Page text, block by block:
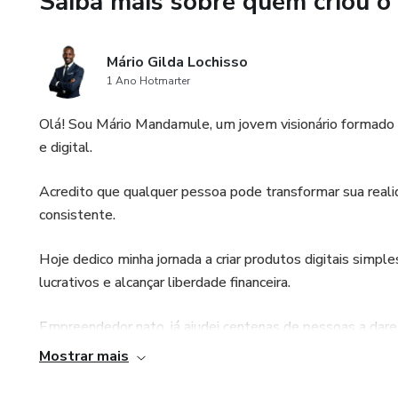
aprendizado divertido e sem
progressos em pouco tempo.
Segurança: Um cachorro que
Mário Gilda Lochisso
1 Ano Hotmarter
Olá! Sou Mário Mandamule, um jovem visionário
e digital.
Acredito que qualquer pessoa pode transformar sua
consistente.
Hoje dedico minha jornada a criar produtos digitais
lucrativos e alcançar liberdade financeira.
Empreendedor nato, já ajudei centenas de pessoas a
soluções simples, eficientes e acessíveis que Combina
Mostrar mais